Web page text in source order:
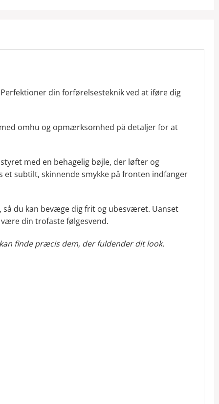
din forførelsesteknik ved at iføre dig
omhu og opmærksomhed på detaljer for at
med en behagelig bøjle, der løfter og
subtilt, skinnende smykke på fronten indfanger
du kan bevæge dig frit og ubesværet. Uanset
din trofaste følgesvend.
finde præcis dem, der fuldender dit look.